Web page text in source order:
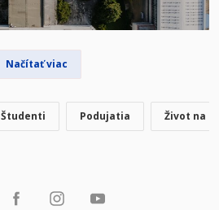
Načítať viac
Študenti Podujatia Život na